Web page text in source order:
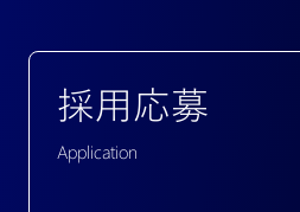
採用応募
Application